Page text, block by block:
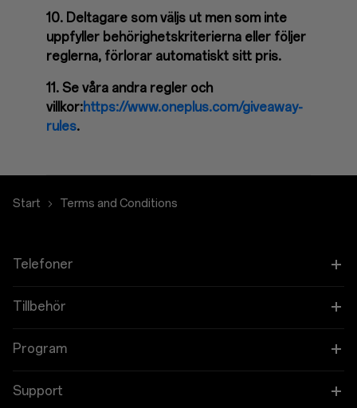
10. Deltagare som väljs ut men som inte
uppfyller behörighetskriterierna eller följer
reglerna, förlorar automatiskt sitt pris.
11. Se våra andra regler och
villkor:https://www.oneplus.com/giveaway-
rules.
Start Terms and Conditions
Telefoner
OnePlus 13
OnePlus 13R
OnePlus 12
Tillbehör
Tablet
Smarta klockor
Program
Länka dina OnePlus-enheter
Support